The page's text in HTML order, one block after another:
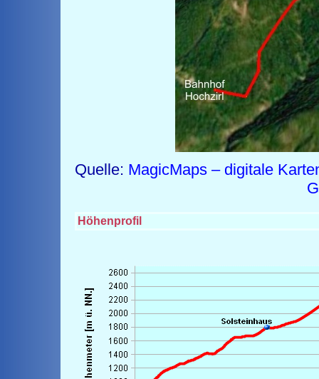
Quelle: MagicMaps – digitale
Höhenprofil